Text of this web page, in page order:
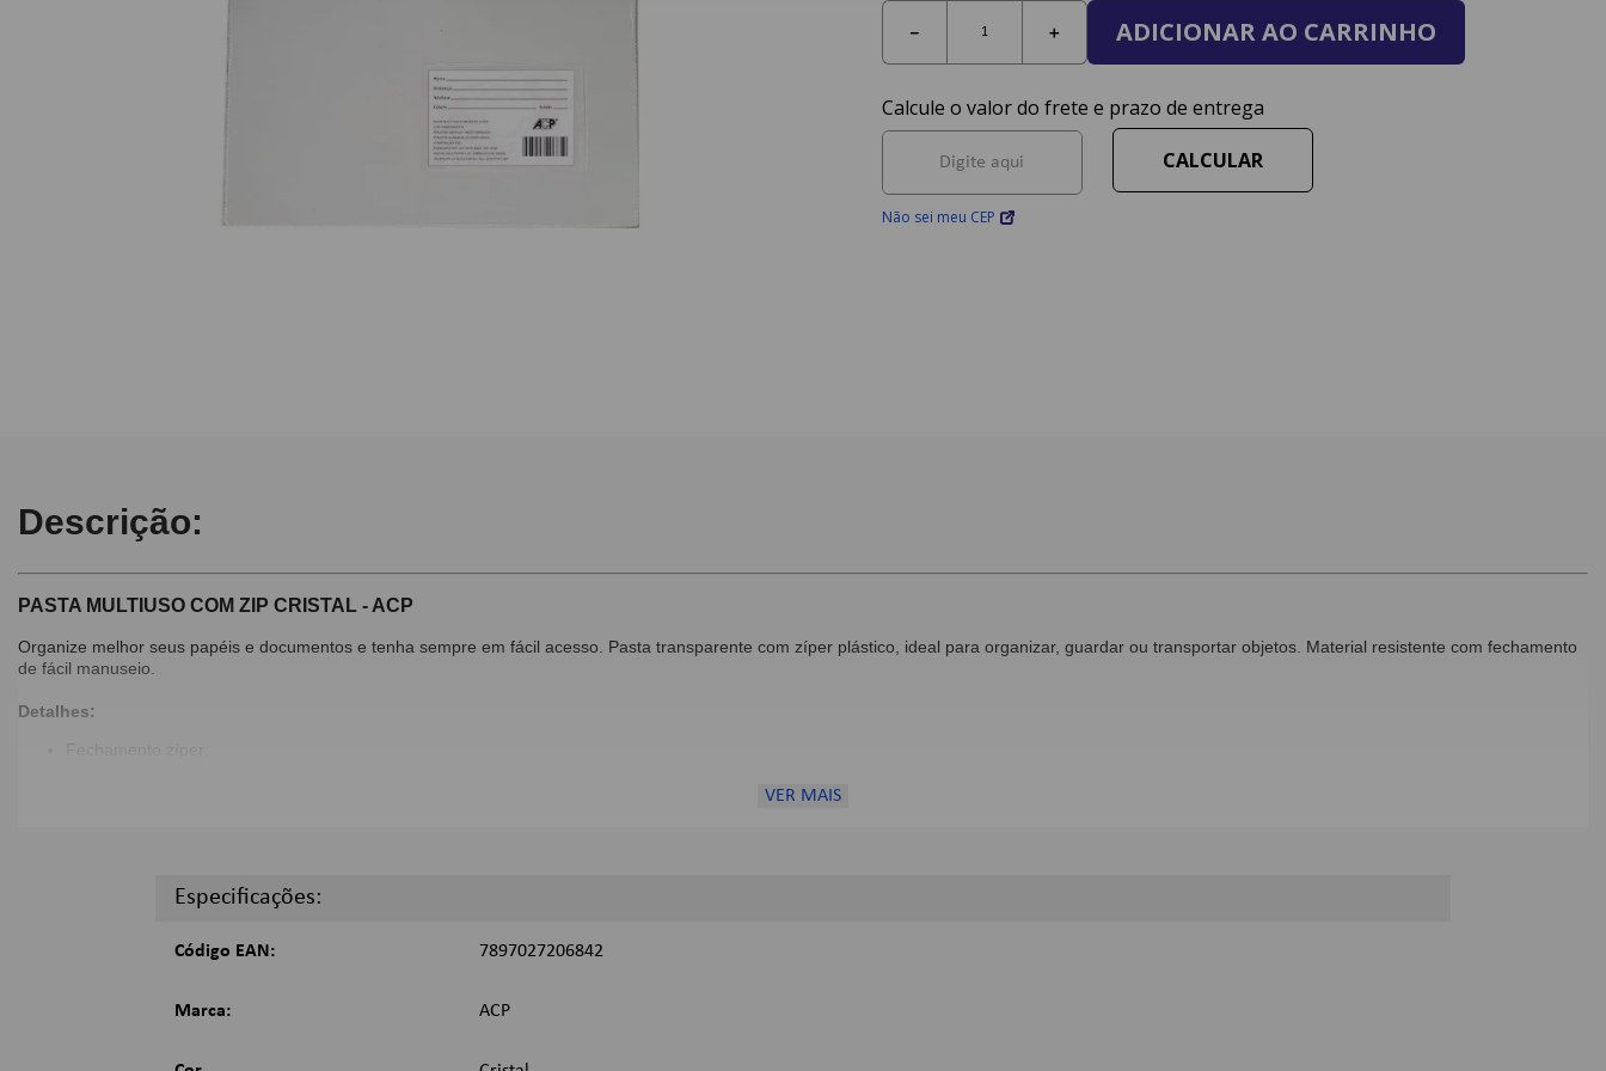
＋
－ ADICIONAR AO CARRINHO
Não sei meu CEP
Descrição:
PASTA MULTIUSO COM ZIP CRISTAL - ACP
Organize melhor seus papéis e documentos e tenha sempre em fácil acesso. Pasta transparente com zíper plástico, ideal para organizar, guardar ou transportar objetos. Material resistente com fechamento
de fácil manuseio.
Detalhes:
Imagens Meramente Ilustrativas.
VER MAIS
Especificações:
Código EAN: 7897027206842
Marca: ACP